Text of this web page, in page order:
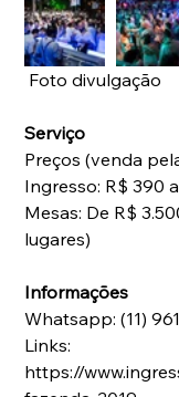
Foto divulgação
Serviço
Preços (venda
Ingresso: R$ 390
Mesas: De R$
lugares)
Informações
Whatsapp: (11)
Links:
https://